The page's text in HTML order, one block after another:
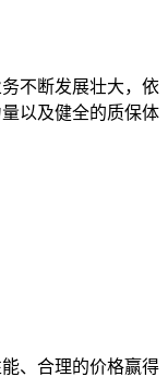
不断发展壮大，依
以及健全的质保体
、合理的价格赢得